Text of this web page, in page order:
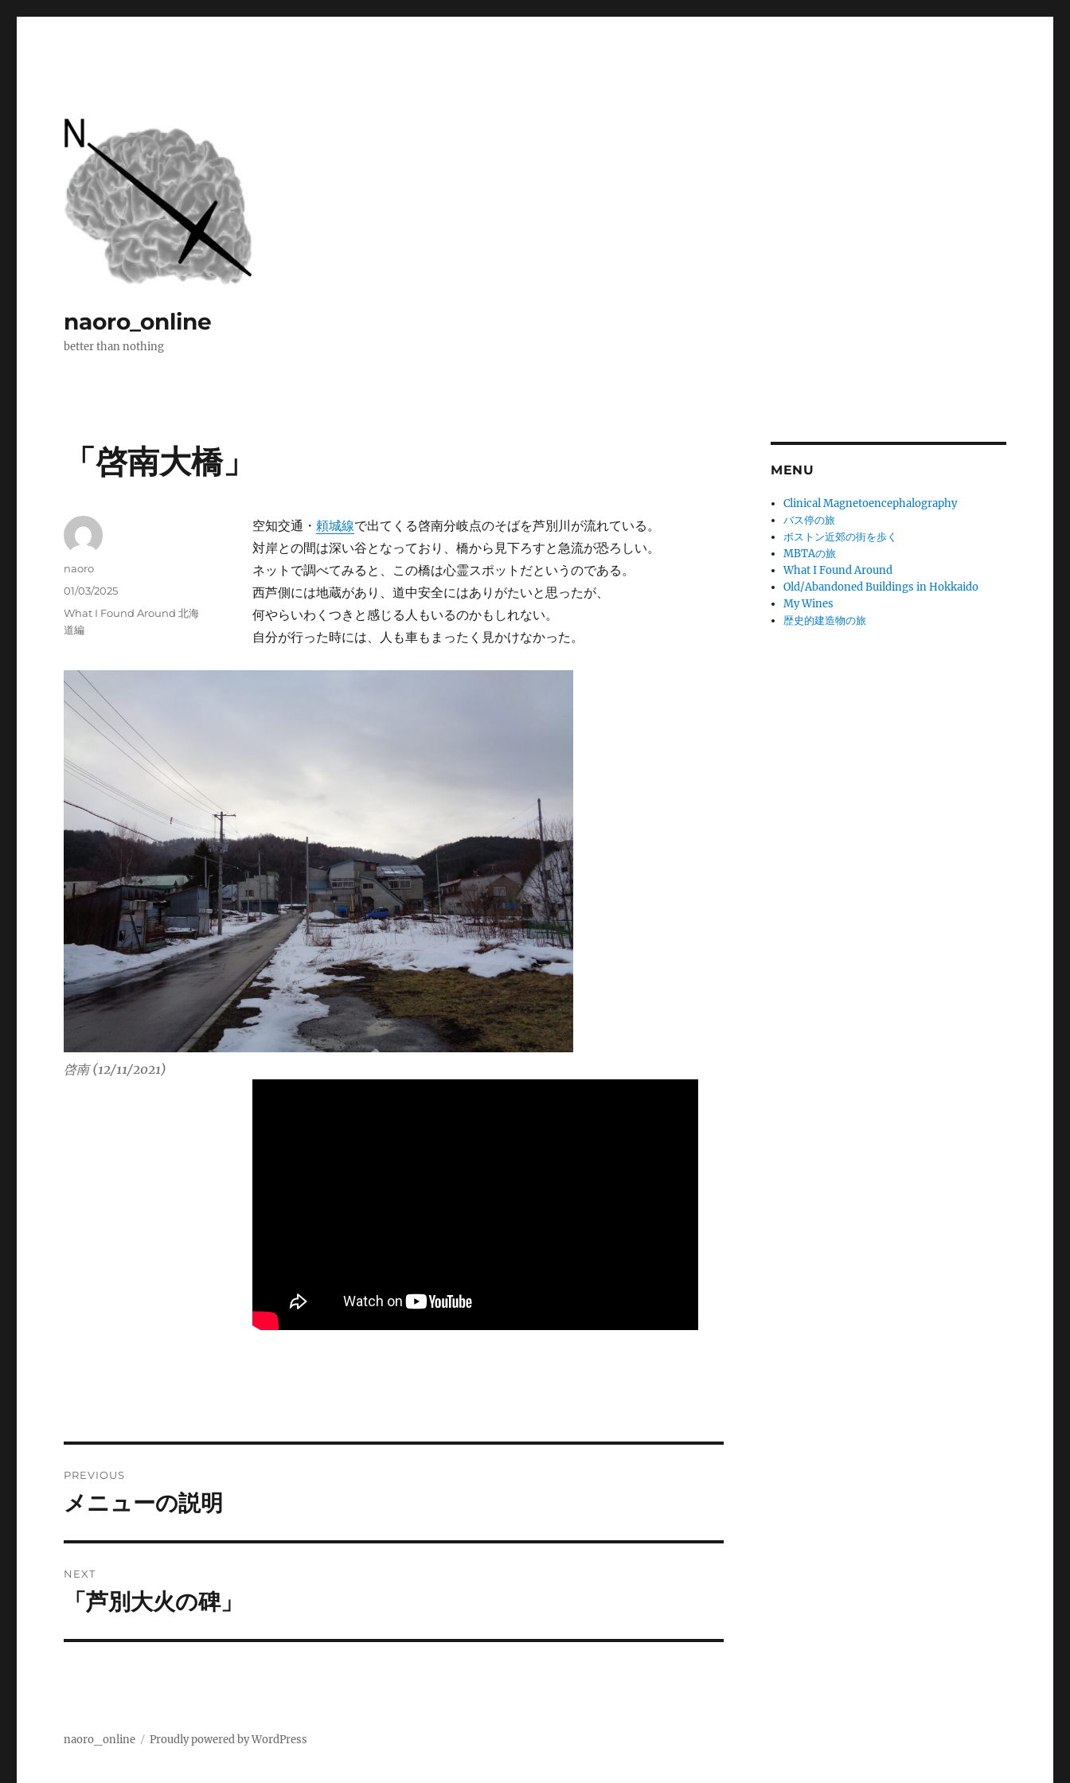
naoro_online
better than nothing
「啓南大橋」
空知交通・ 頼城線で出てくる啓南分岐点のそばを芦別川が流れている。
対岸との間は深い谷となっており、橋から見下ろすと急流が恐ろしい。
ネットで調べてみると、この橋は心霊スポットだというのである。
西芦側には地蔵があり、道中安全にはありがたいと思ったが、
何やらいわくつきと感じる人もいるのかもしれない。
自分が行った時には、人も車もまったく見かけなかった。
啓南 (12/11/2021)
Author
naoro
Posted
on
01/03/2025
Categories
What I Found Around 北海
道編
navigation
PREVIOUS
Previous
メニューの説明
NEXT
Next
「芦別大火の碑」
MENU
Clinical Magnetoencephalography
バス停の旅
ボストン近郊の街を歩く
MBTAの旅
What I Found Around
Old/Abandoned Buildings in Hokkaido
My Wines
歴史的建造物の旅
naoro_online Proudly powered by WordPress